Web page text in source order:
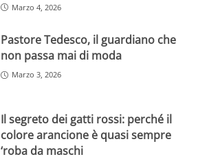
Marzo 4, 2026
Pastore Tedesco, il guardiano che
non passa mai di moda
Marzo 3, 2026
Il segreto dei gatti rossi: perché il
colore arancione è quasi sempre
‘roba da maschi